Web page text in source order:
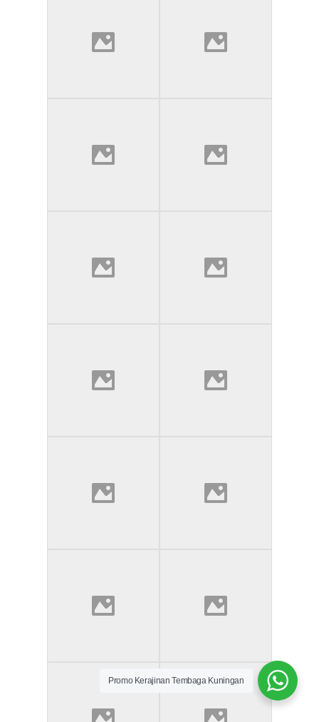
Promo Kerajinan Tembaga Kuningan